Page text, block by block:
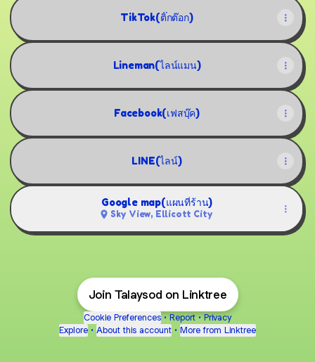
TikTok(ติ๊กต๊อก)
Lineman(ไลน์แมน)
Facebook(เฟสบุ๊ค)
LINE(ไลน์)
Google map(แผนที่ร้าน)
Sky View, Ellicott City
Join Talaysod on Linktree
Cookie Preferences • Report • Privacy
Explore • About this account • More from Linktree